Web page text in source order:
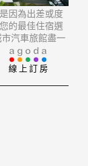
因為出差或度
的最佳住宿選
汽車旅館盡一
飯店安排了報
接待服務, 行李
線上訂房